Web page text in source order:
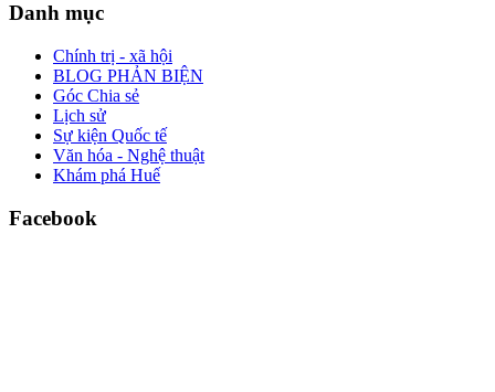
Danh mục
Chính trị - xã hội
BLOG PHẢN BIỆN
Góc Chia sẻ
Lịch sử
Sự kiện Quốc tế
Văn hóa - Nghệ thuật
Khám phá Huế
Facebook